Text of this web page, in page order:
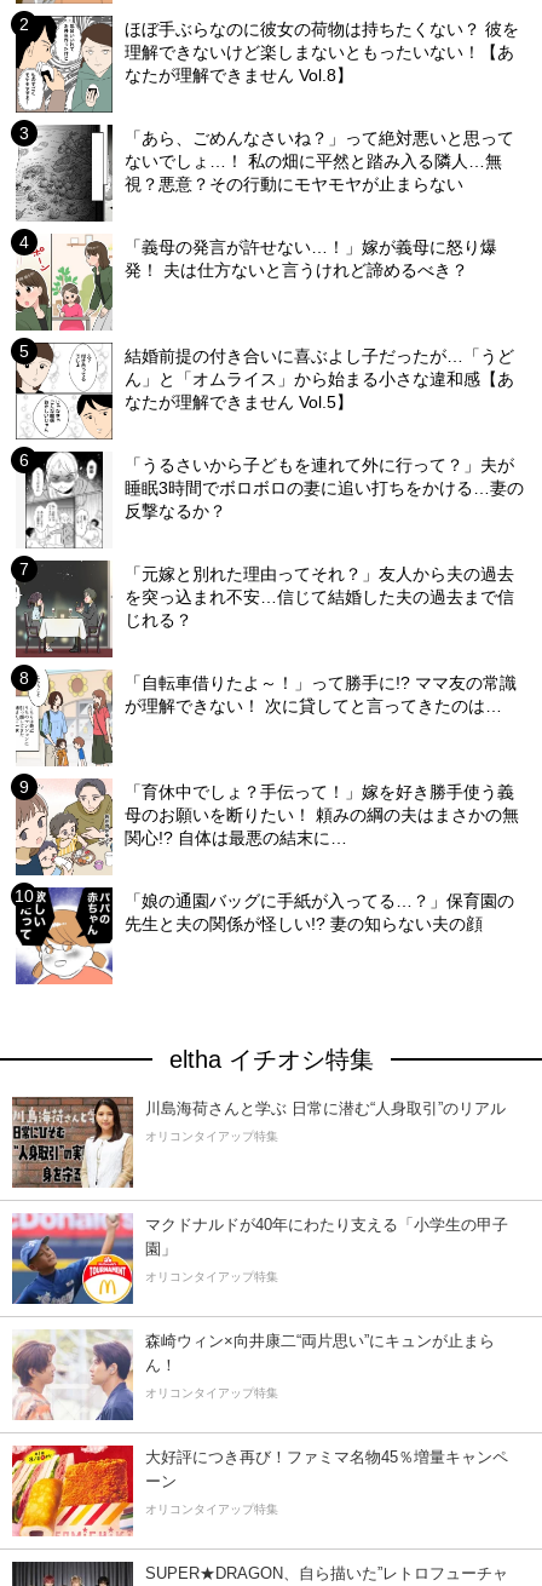
ほぼ手ぶらなのに彼女の荷物は持ちたくない？ 彼を
理解できないけど楽しまないともったいない！【あ
なたが理解できません Vol.8】
「あら、ごめんなさいね？」って絶対悪いと思って
ないでしょ…！ 私の畑に平然と踏み入る隣人…無
視？悪意？その行動にモヤモヤが止まらない
「義母の発言が許せない…！」嫁が義母に怒り爆
発！ 夫は仕方ないと言うけれど諦めるべき？
結婚前提の付き合いに喜ぶよし子だったが…「うど
ん」と「オムライス」から始まる小さな違和感【あ
なたが理解できません Vol.5】
「うるさいから子どもを連れて外に行って？」夫が
睡眠3時間でボロボロの妻に追い打ちをかける…妻の
反撃なるか？
「元嫁と別れた理由ってそれ？」友人から夫の過去
を突っ込まれ不安…信じて結婚した夫の過去まで信
じれる？
「自転車借りたよ～！」って勝手に!? ママ友の常識
が理解できない！ 次に貸してと言ってきたのは…
「育休中でしょ？手伝って！」嫁を好き勝手使う義
母のお願いを断りたい！ 頼みの綱の夫はまさかの無
関心!? 自体は最悪の結末に…
「娘の通園バッグに手紙が入ってる…？」保育園の
先生と夫の関係が怪しい!? 妻の知らない夫の顔
eltha イチオシ特集
川島海荷さんと学ぶ 日常に潜む“人身取引”のリアル
オリコンタイアップ特集
マクドナルドが40年にわたり支える「小学生の甲子
園」
オリコンタイアップ特集
森崎ウィン×向井康二“両片思い”にキュンが止まら
ん！
オリコンタイアップ特集
大好評につき再び！ファミマ名物45％増量キャンペ
ーン
オリコンタイアップ特集
SUPER★DRAGON、自ら描いた”レトロフューチャ